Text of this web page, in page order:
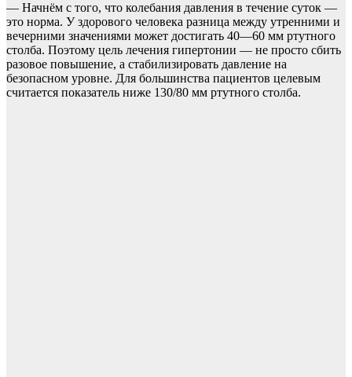
— Начнём с того, что колебания давления в течение суток —
это норма. У здорового человека разница между утренними и
вечерними значениями может достигать 40—60 мм ртутного
столба. Поэтому цель лечения гипертонии — не просто сбить
разовое повышение, а стабилизировать давление на
безопасном уровне. Для большинства пациентов целевым
считается показатель ниже 130/80 мм ртутного столба.